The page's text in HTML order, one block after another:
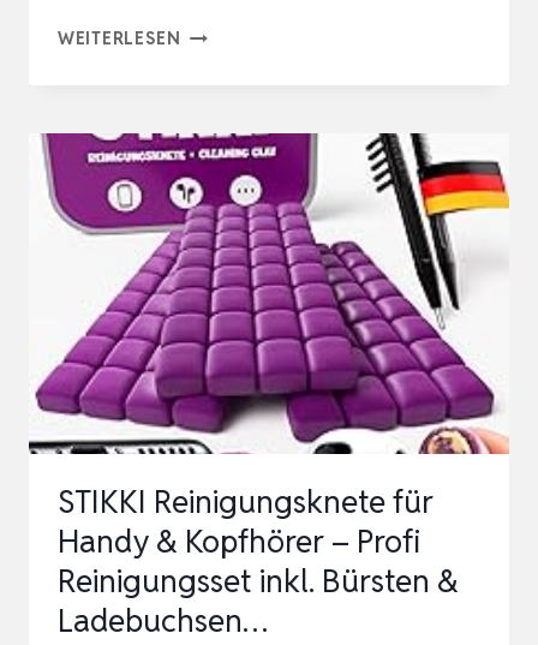
WEITERLESEN K&F
IN
1
TASTATUR
REINIGUNGSSET,
PC
REINIGUNGSSET
ZUBEHÖR
FÜR
DIE
VON
ELEK…
STIKKI Reinigungsknete für
Handy & Kopfhörer – Profi
Reinigungsset inkl. Bürsten &
Ladebuchsen…